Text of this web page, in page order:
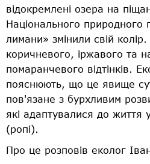
відокремлені озера на
Національного природного
лимани» змінили свій
коричневого, іржавого та
помаранчевого відтінків.
пояснюють, що це явище
пов'язане з бурхливим
які адаптувалися до життя
(ропі).
Про це розповів еколог